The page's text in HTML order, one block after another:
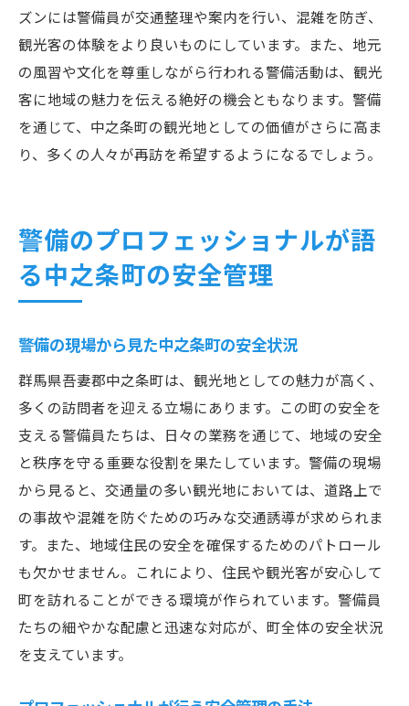
ズンには警備員が交通整理や案内を行い、混雑を防ぎ、
観光客の体験をより良いものにしています。また、地元
の風習や文化を尊重しながら行われる警備活動は、観光
客に地域の魅力を伝える絶好の機会ともなります。警備
を通じて、中之条町の観光地としての価値がさらに高ま
り、多くの人々が再訪を希望するようになるでしょう。
警備のプロフェッショナルが語
る中之条町の安全管理
警備の現場から見た中之条町の安全状況
群馬県吾妻郡中之条町は、観光地としての魅力が高く、
多くの訪問者を迎える立場にあります。この町の安全を
支える警備員たちは、日々の業務を通じて、地域の安全
と秩序を守る重要な役割を果たしています。警備の現場
から見ると、交通量の多い観光地においては、道路上で
の事故や混雑を防ぐための巧みな交通誘導が求められま
す。また、地域住民の安全を確保するためのパトロール
も欠かせません。これにより、住民や観光客が安心して
町を訪れることができる環境が作られています。警備員
たちの細やかな配慮と迅速な対応が、町全体の安全状況
を支えています。